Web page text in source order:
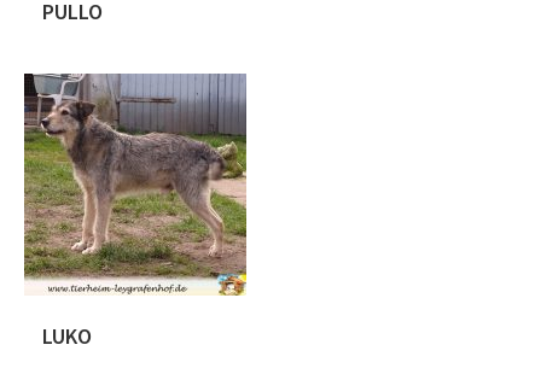
PULLO
haben ihn durch einen befreundeten
deutschen Verein am 31.8.2019 zu uns
genommen. Pullo war lange nur auf
Distanz , versteckte sich und freundlich
war auch anders. Mit kleine Schritten
wurde das Ziel aus ihm ein nettes
Kerlchen rauszuholen erreicht.
Mittlerweile lernt er auch mit Menschen
im Sicherheitsgeschirr und […]
LUKO